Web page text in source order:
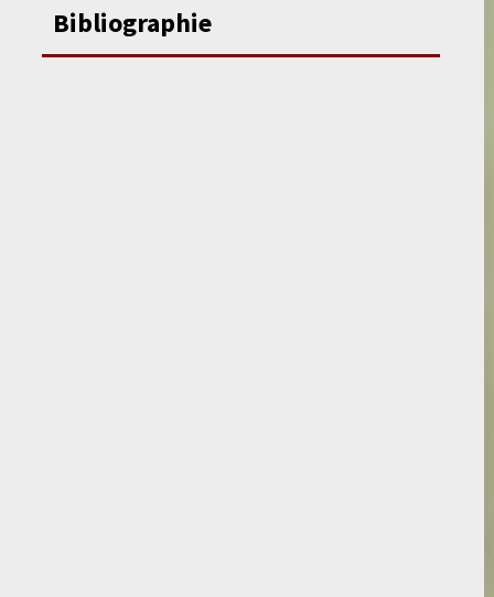
Bibliographie